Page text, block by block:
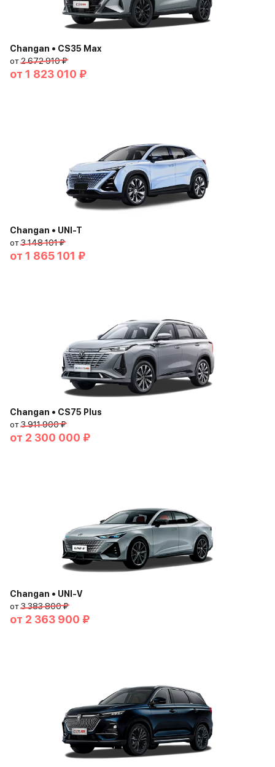
Changan • CS35 Max
от2 672 910 ₽
от 1 823 010 ₽
Changan • UNI-T
от3 148 101 ₽
от 1 865 101 ₽
Changan • CS75 Plus
от3 911 900 ₽
от 2 300 000 ₽
Changan • UNI-V
от3 383 800 ₽
от 2 363 900 ₽